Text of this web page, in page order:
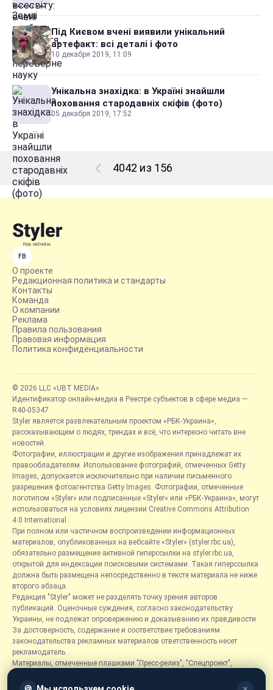
Під Києвом вчені виявили унікальний
артефакт: всі деталі і фото
10 декабря 2019, 11:09
Унікальна знахідка: в Україні знайшли
поховання стародавніх скіфів (фото)
05 декабря 2019, 17:52
4042 из 156
FB
О проекте
Редакционная политика и стандарты
Контакты
Команда
О компании
Реклама
Правила пользования
Правовая информация
Политика конфиденциальности
© 2026 LLC «UBT MEDIA»
Идентификатор онлайн-медиа в Реестре субъектов в сфере медиа —
R40-05347
Styler является развлекательным проектом «РБК-Украина»,
рассказывающим о людях, трендах и всё, что интересно читать вне
новостей.
Фотографии, иллюстрации и другие изображения принадлежат их
правообладателям. Использование фотографий, отмеченных Getty
Images, допускается исключительно при наличии письменного
разрешения фотоагентства Getty Images. Фотографии, отмеченные
логотипом «Styler» или подписанные «Styler» или «РБК-Украина», могут
использоваться на условиях лицензии Creative Commons Attribution
4.0 International.
При полном или частичном воспроизведении информационных
материалов, опубликованных на вебсайте «Styler» (styler.rbc.ua),
обязательно размещение активной гиперссылки на styler.rbc.ua,
открытой для индексации поисковыми системами. Такая гиперссылка
должна быть размещена непосредственно в тексте материала не ниже
второго абзаца.
Редакция "Styler" может не разделять точку зрения авторов
публикаций. Оценочные суждения, согласно законодательству
Украины, не подлежат опровержению и доказыванию их правдивости.
За достоверность, содержание и соответствие требованиям
законодательства рекламных материалов ответственность несет
рекламодатель.
Материалы, отмеченные плашками "Пресс-релиз", "Спецпроект",
размещаются на правах рекламы.